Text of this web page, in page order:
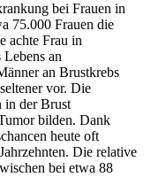
bei Frauen in
75.000 Frauen die
achte Frau in
an
an Brustkrebs
vor. Die
in der Brust
bilden. Dank
heute oft
Die relative
bei etwa 88